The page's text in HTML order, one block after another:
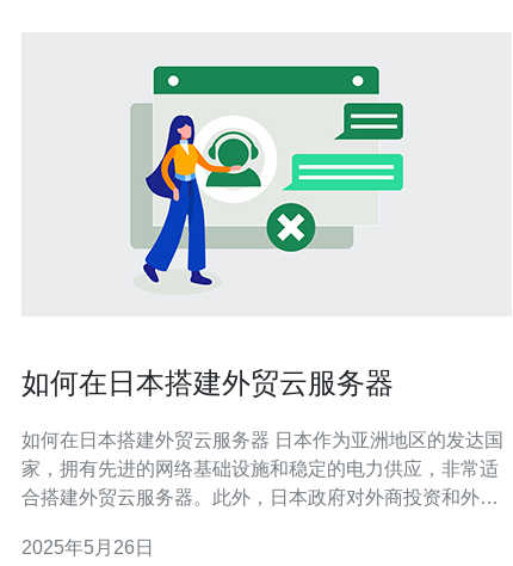
如何在日本搭建外贸云服务器
如何在日本搭建外贸云服务器 日本作为亚洲地区的发达国
家，拥有先进的网络基础设施和稳定的电力供应，非常适
合搭建外贸云服务器。此外，日本政府对外商投资和外贸
建外贸云服务器，首先需要选择一个可靠的云服务器服务
2025年5月26日